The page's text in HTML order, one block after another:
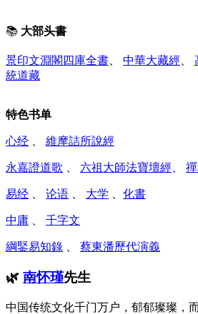
📚 大部头書
景印文淵閣四庫全書 中華大藏經
統道藏
特色书单
心经 維摩詰所說經
永嘉證道歌 六祖大師法寶壇經
易经 论语 大学 化書
中庸 千字文
綱鋻易知錄 蔡東潘歷代演義
🌿 南怀瑾先生
中国传统文化千门万户，郁郁璨璨，